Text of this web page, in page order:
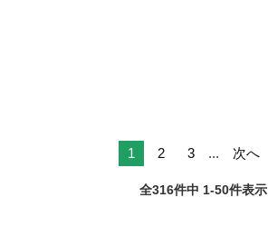
1 2 3 ... 次へ
全316件中 1-50件表示